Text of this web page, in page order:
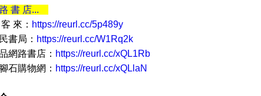
書 店...
來： https://reurl.cc/5p489y
書局： https://reurl.cc/W1Rq2k
網路書店： https://reurl.cc/xQL1Rb
石購物網： https://reurl.cc/xQLlaN